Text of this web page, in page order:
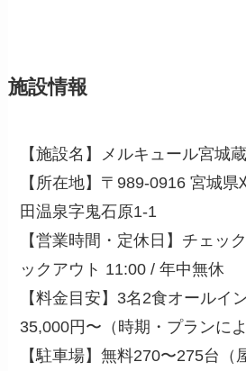
施設情報
【施設名】メルキュール宮城
【所在地】〒989-0916 宮城県
田温泉字鬼石原1-1
【営業時間・定休日】チェッ
ックアウト 11:00 / 年中無休
【料金目安】3名2食オールイ
35,000円〜（時期・プランによ
【駐車場】無料270〜275台（